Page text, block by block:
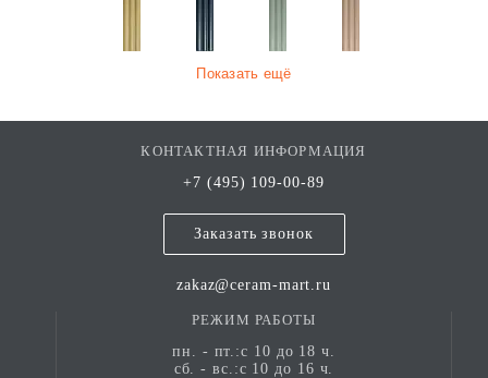
Показать ещё
КОНТАКТНАЯ ИНФОРМАЦИЯ
+7 (495) 109-00-89
Заказать звонок
zakaz@ceram-mart.ru
РЕЖИМ РАБОТЫ
пн. - пт.:с 10 до 18 ч.
сб. - вс.:с 10 до 16 ч.